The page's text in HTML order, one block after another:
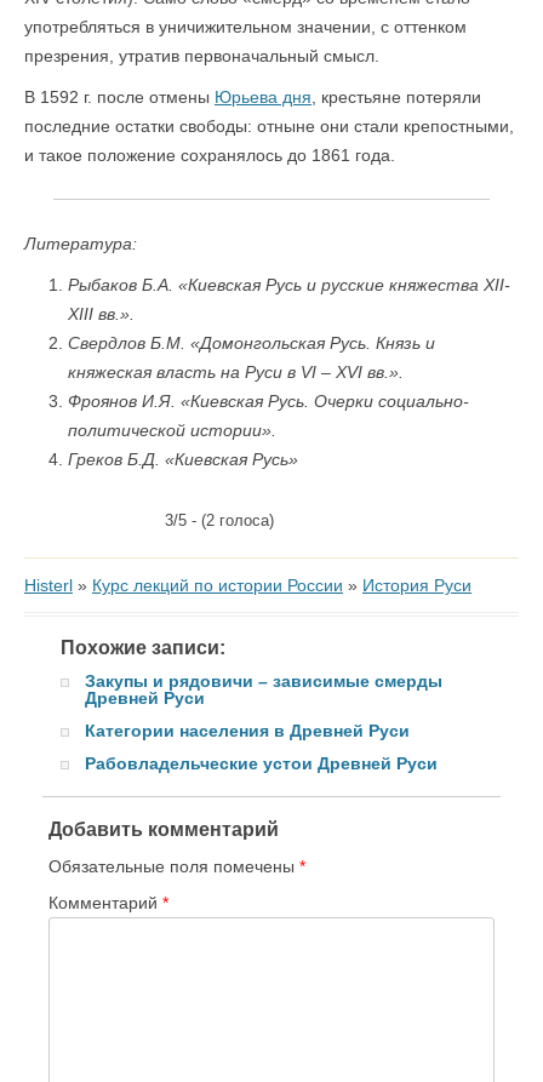
употребляться в уничижительном значении, с оттенком
презрения, утратив первоначальный смысл.
В 1592 г. после отмены Юрьева дня , крестьяне потеряли
последние остатки свободы: отныне они стали крепостными,
и такое положение сохранялось до 1861 года.
Литература:
Рыбаков Б.А. «Киевская Русь и русские княжества XII-
XIII вв.».
Свердлов Б.М. «Домонгольская Русь. Князь и
княжеская власть на Руси в VI – XVI вв.».
Фроянов И.Я. «Киевская Русь. Очерки социально-
политической истории».
Греков Б.Д. «Киевская Русь»
3/5 - (2 голоса)
Histerl » Курс лекций по истории России » История Руси
Похожие записи:
Закупы и рядовичи – зависимые смерды
Древней Руси
Категории населения в Древней Руси
Рабовладельческие устои Древней Руси
Добавить комментарий
Обязательные поля помечены *
Комментарий *